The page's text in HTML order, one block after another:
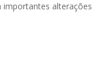
importantes alterações